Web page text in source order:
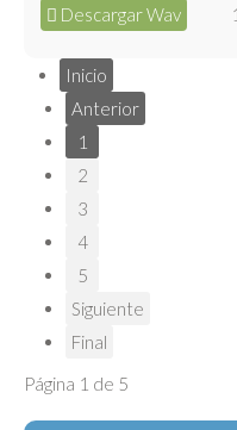
Descargar Wav
Inicio
Anterior
1
2
3
4
5
Siguiente
Final
Página 1 de 5